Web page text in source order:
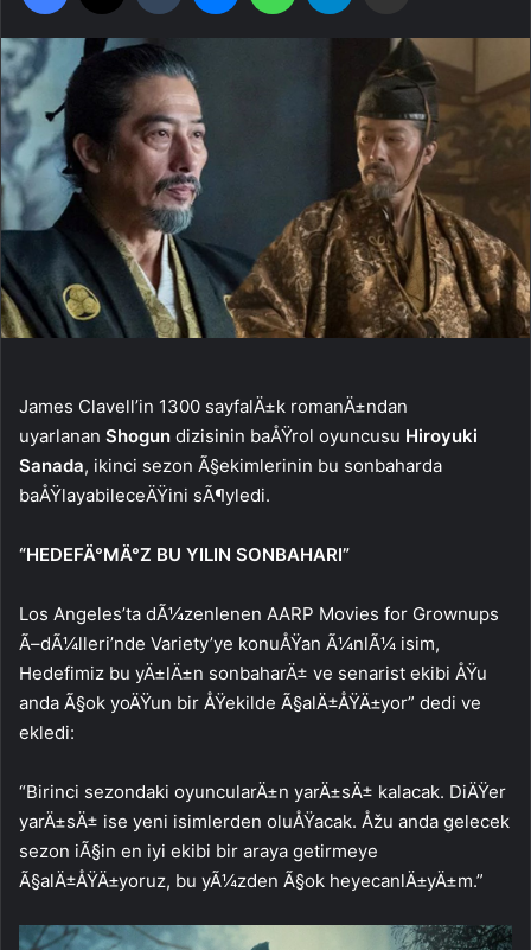
James Clavell’in 1300 sayfalÄ±k romanÄ±ndan
uyarlanan Shogun dizisinin baÅŸrol oyuncusu Hiroyuki
Sanada, ikinci sezon Ã§ekimlerinin bu sonbaharda
baÅŸlayabileceÄŸini sÃ¶yledi.
“HEDEFÄ°MÄ°Z BU YILIN SONBAHARI”
Los Angeles’ta dÃ¼zenlenen AARP Movies for Grownups
Ã–dÃ¼lleri’nde Variety’ye konuÅŸan Ã¼nlÃ¼ isim,
Hedefimiz bu yÄ±lÄ±n sonbaharÄ± ve senarist ekibi ÅŸu
anda Ã§ok yoÄŸun bir ÅŸekilde Ã§alÄ±ÅŸÄ±yor” dedi ve
ekledi:
“Birinci sezondaki oyuncularÄ±n yarÄ±sÄ± kalacak. DiÄŸer
yarÄ±sÄ± ise yeni isimlerden oluÅŸacak. Åžu anda gelecek
sezon iÃ§in en iyi ekibi bir araya getirmeye
Ã§alÄ±ÅŸÄ±yoruz, bu yÃ¼zden Ã§ok heyecanlÄ±yÄ±m.”